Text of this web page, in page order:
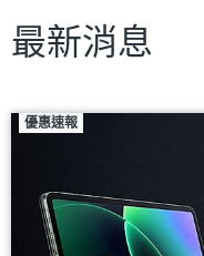
最新消息
優惠速報